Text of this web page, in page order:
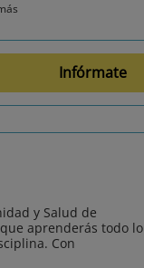
Infórmate
y Salud de
aprenderás todo lo
Con